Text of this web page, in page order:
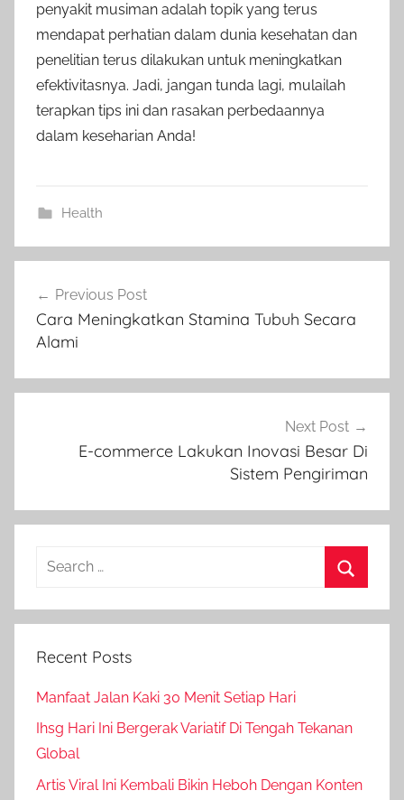
penyakit musiman adalah topik yang terus
mendapat perhatian dalam dunia kesehatan dan
penelitian terus dilakukan untuk meningkatkan
efektivitasnya. Jadi, jangan tunda lagi, mulailah
terapkan tips ini dan rasakan perbedaannya
dalam keseharian Anda!
Health
navigation
Previous Post
Cara Meningkatkan Stamina Tubuh Secara
Alami
Next Post
E-commerce Lakukan Inovasi Besar Di
Sistem Pengiriman
Search
Recent Posts
Manfaat Jalan Kaki 30 Menit Setiap Hari
Ihsg Hari Ini Bergerak Variatif Di Tengah Tekanan
Global
Artis Viral Ini Kembali Bikin Heboh Dengan Konten